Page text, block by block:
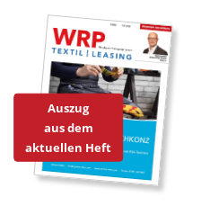
Auszug
aus dem
aktuellen Heft